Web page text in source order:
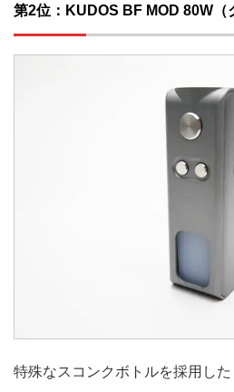
第2位：KUDOS BF MOD 80W（
特殊なスコンクボトルを採用し